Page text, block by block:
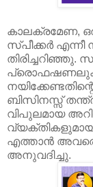
കാലക്രമേണ,
സ്പീക്കർ എന്നീ
തിരിച്ചറിഞ്ഞു.
ബിസിനസ്സ്
വിപുലമായ
എത്താൻ അവരെ
അനുവദിച്ചു.